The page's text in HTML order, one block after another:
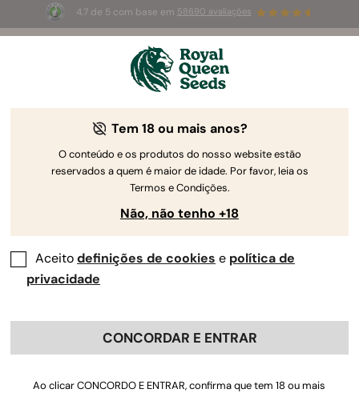
4.7 de 5 com base em 58690 avaliações
Summer Sales: até 50%
de desconto! ⏤
O Guia de Cultivo da Canábis pela Royal Queen Seeds
Localizador de Guias de Cultivo
Tem 18 ou mais anos?
O conteúdo e os produtos do nosso website estão
reservados a quem é maior de idade. Por favor, leia os
Termos e Condições.
Não, não tenho +18
Aceitodefinições de cookies e política de
privacidade
CONCORDAR E ENTRAR
Ao clicar CONCORDO E ENTRAR, confirma que tem 18 ou mais